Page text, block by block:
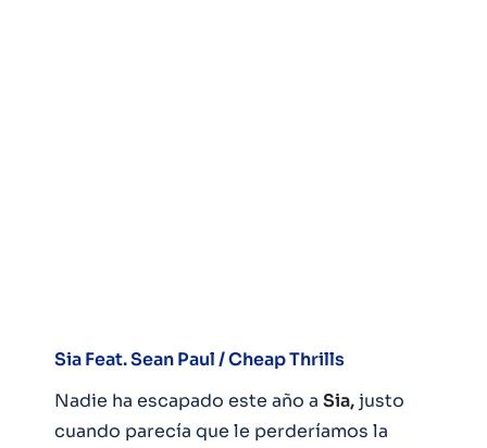
Sia Feat. Sean Paul / Cheap Thrills
Nadie ha escapado este año a Sia,justo
cuando parecía que le perderíamos la